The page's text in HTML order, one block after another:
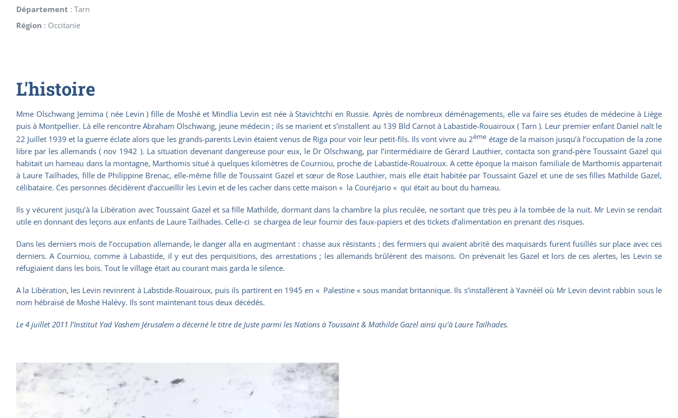
Département : Tarn
Région : Occitanie
L'histoire
Mme Olschwang Jemima ( née Levin ) fille de Moshé et Mindlia Levin est née à Stavichtchi en Russie. Après de nombreux déménagements, elle va faire ses études de médecine à Liège
puis à Montpellier. Là elle rencontre Abraham Olschwang, jeune médecin ; ils se marient et s’installent au 139 Bld Carnot à Labastide-Rouairoux ( Tarn ). Leur premier enfant Daniel naît le
22 Juillet 1939 et la guerre éclate alors que les grands-parents Levin étaient venus de Riga pour voir leur petit-fils. Ils vont vivre au 2ème étage de la maison jusqu’à l’occupation de la zone
libre par les allemands ( nov 1942 ). La situation devenant dangereuse pour eux, le Dr Olschwang, par l’intermédiaire de Gérard Lauthier, contacta son grand-père Toussaint Gazel qui
habitait un hameau dans la montagne, Marthomis situé à quelques kilomètres de Courniou, proche de Labastide-Rouairoux. A cette époque la maison familiale de Marthomis appartenait
à Laure Tailhades, fille de Philippine Brenac, elle-même fille de Toussaint Gazel et sœur de Rose Lauthier, mais elle était habitée par Toussaint Gazel et une de ses filles Mathilde Gazel,
célibataire. Ces personnes décidèrent d’accueillir les Levin et de les cacher dans cette maison « la Couréjario « qui était au bout du hameau.
Ils y vécurent jusqu’à la Libération avec Toussaint Gazel et sa fille Mathilde, dormant dans la chambre la plus reculée, ne sortant que très peu à la tombée de la nuit. Mr Levin se rendait
utile en donnant des leçons aux enfants de Laure Tailhades. Celle-ci se chargea de leur fournir des faux-papiers et des tickets d’alimentation en prenant des risques.
Dans les derniers mois de l’occupation allemande, le danger alla en augmentant : chasse aux résistants ; des fermiers qui avaient abrité des maquisards furent fusillés sur place avec ces
derniers. A Courniou, comme à Labastide, il y eut des perquisitions, des arrestations ; les allemands brûlèrent des maisons. On prévenait les Gazel et lors de ces alertes, les Levin se
réfugiaient dans les bois. Tout le village était au courant mais garda le silence.
A la Libération, les Levin revinrent à Labstide-Rouairoux, puis ils partirent en 1945 en « Palestine « sous mandat britannique. Ils s’installèrent à Yavnéël où Mr Levin devint rabbin sous le
nom hébraïsé de Moshé Halévy. Ils sont maintenant tous deux décédés.
Le 4 juillet 2011 l’Institut Yad Vashem Jérusalem a décerné le titre de Juste parmi les Nations à Toussaint & Mathilde Gazel ainsi qu’à Laure Tailhades.